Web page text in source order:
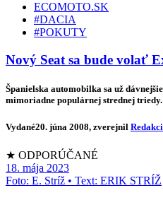
ECOMOTO.SK
#DACIA
#POKUTY
Nový Seat sa bude volať
Španielska automobilka sa už
mimoriadne populárnej strednej triedy.
Vydané20. júna 2008, zverejnil
★ ODPORÚČANÉ
18. mája 2023
Foto: E. Stríž • Text: ERIK STRÍŽ